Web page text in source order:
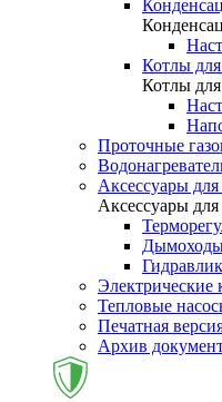
Котлы
Котлы
Проточные
Аксессуары
Аксессуары
Электрические
Тепловые
Печатная
Архив